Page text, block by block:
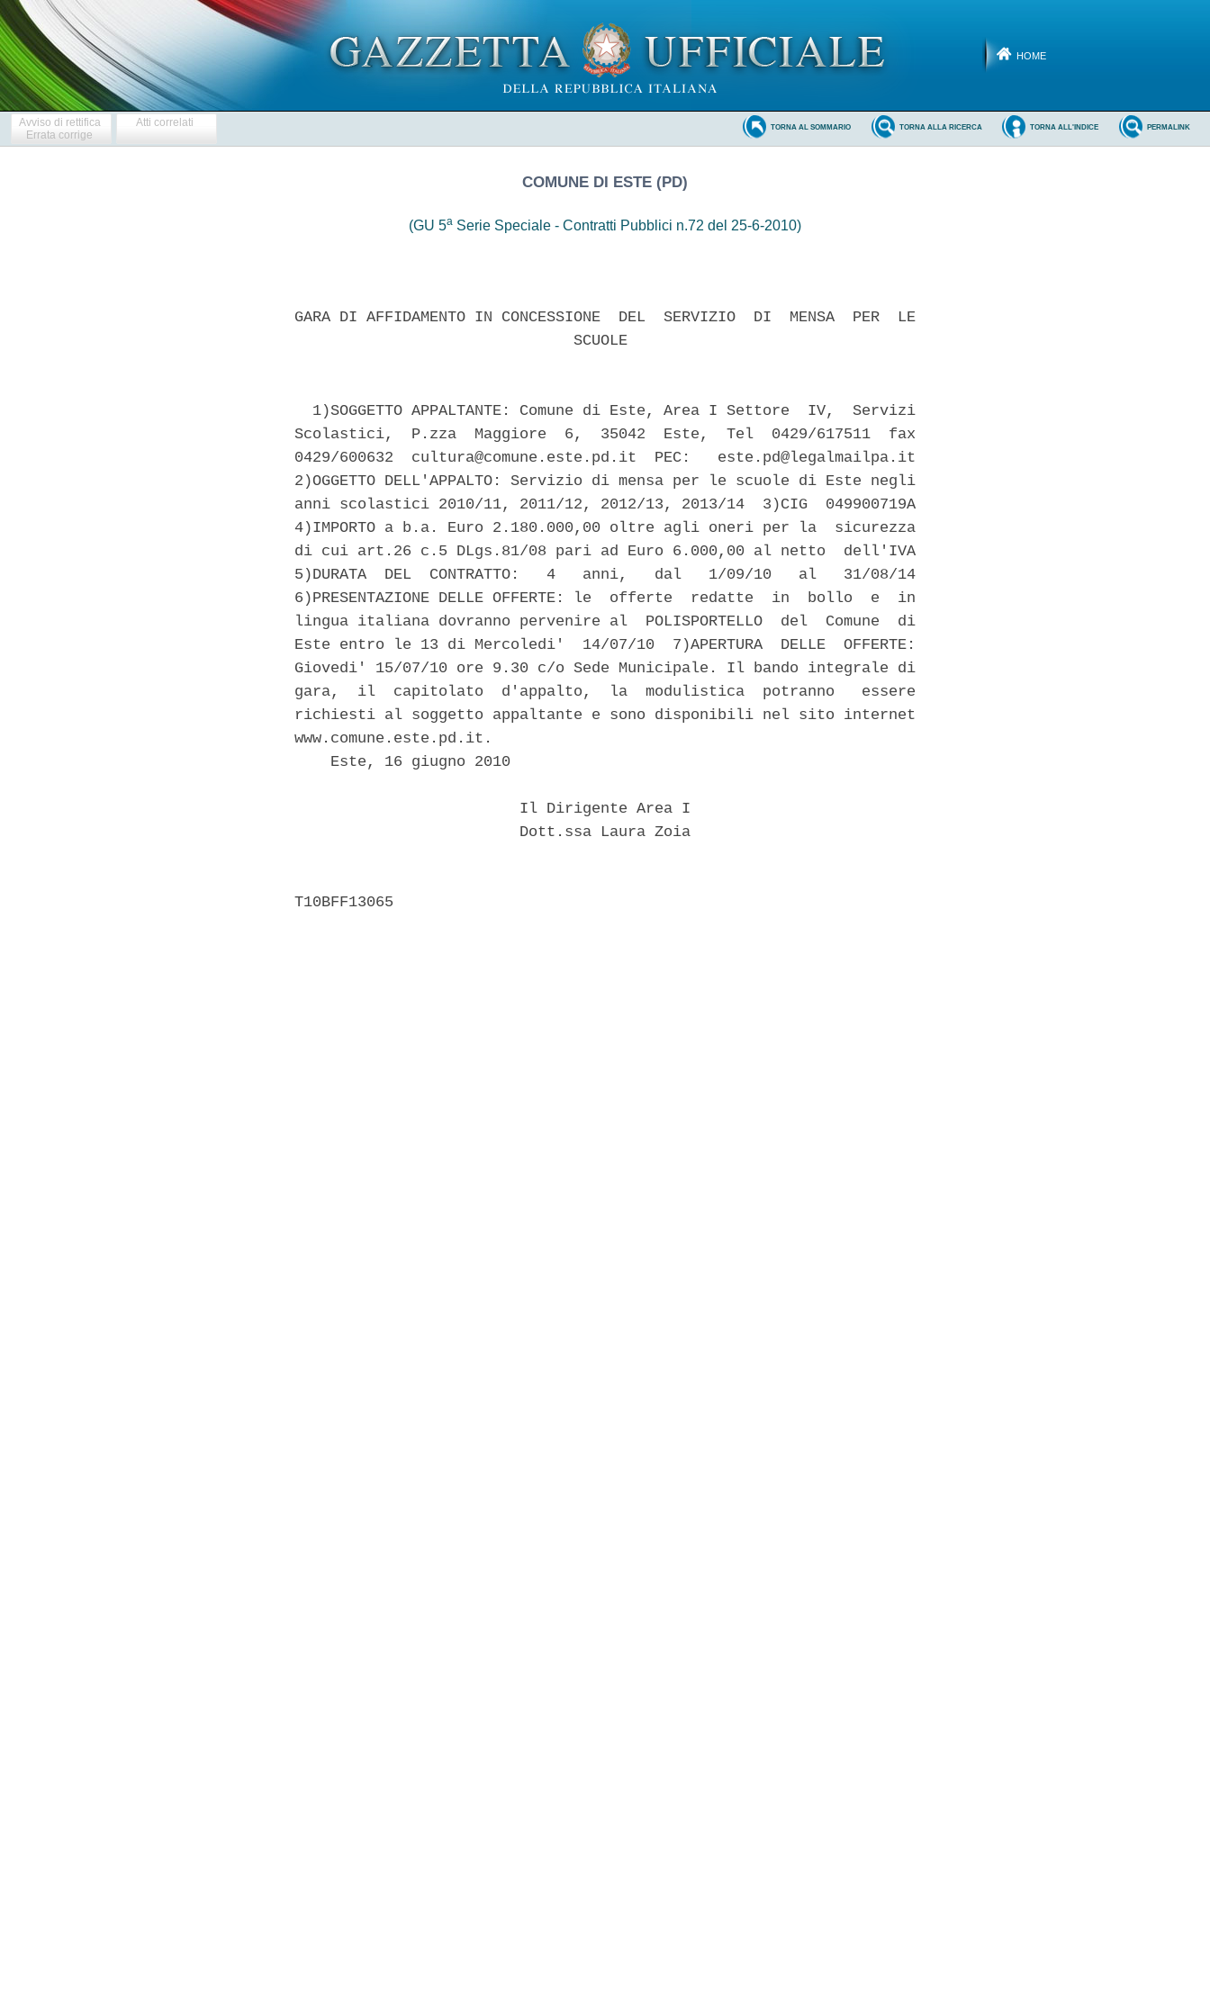
HOME
Avviso di rettifica
Errata corrige
Atti correlati PERMALINK
TORNA ALL'INDICE
TORNA ALLA RICERCA
TORNA AL SOMMARIO
COMUNE DI ESTE (PD)
(GU 5a Serie Speciale - Contratti Pubblici n.72 del 25-6-2010)
GARA DI AFFIDAMENTO IN CONCESSIONE  DEL  SERVIZIO  DI  MENSA  PER  LE
                               SCUOLE
  1)SOGGETTO APPALTANTE: Comune di Este, Area I Settore  IV,  Servizi
Scolastici,  P.zza  Maggiore  6,  35042  Este,  Tel  0429/617511  fax
0429/600632  cultura@comune.este.pd.it  PEC:   este.pd@legalmailpa.it
2)OGGETTO DELL'APPALTO: Servizio di mensa per le scuole di Este negli
anni scolastici 2010/11, 2011/12, 2012/13, 2013/14  3)CIG  049900719A
4)IMPORTO a b.a. Euro 2.180.000,00 oltre agli oneri per la  sicurezza
di cui art.26 c.5 DLgs.81/08 pari ad Euro 6.000,00 al netto  dell'IVA
5)DURATA  DEL  CONTRATTO:   4   anni,   dal   1/09/10   al   31/08/14
6)PRESENTAZIONE DELLE OFFERTE: le  offerte  redatte  in  bollo  e  in
lingua italiana dovranno pervenire al  POLISPORTELLO  del  Comune  di
Este entro le 13 di Mercoledi'  14/07/10  7)APERTURA  DELLE  OFFERTE:
Giovedi' 15/07/10 ore 9.30 c/o Sede Municipale. Il bando integrale di
gara,  il  capitolato  d'appalto,  la  modulistica  potranno   essere
richiesti al soggetto appaltante e sono disponibili nel sito internet
www.comune.este.pd.it.
    Este, 16 giugno 2010
                         Il Dirigente Area I
                         Dott.ssa Laura Zoia